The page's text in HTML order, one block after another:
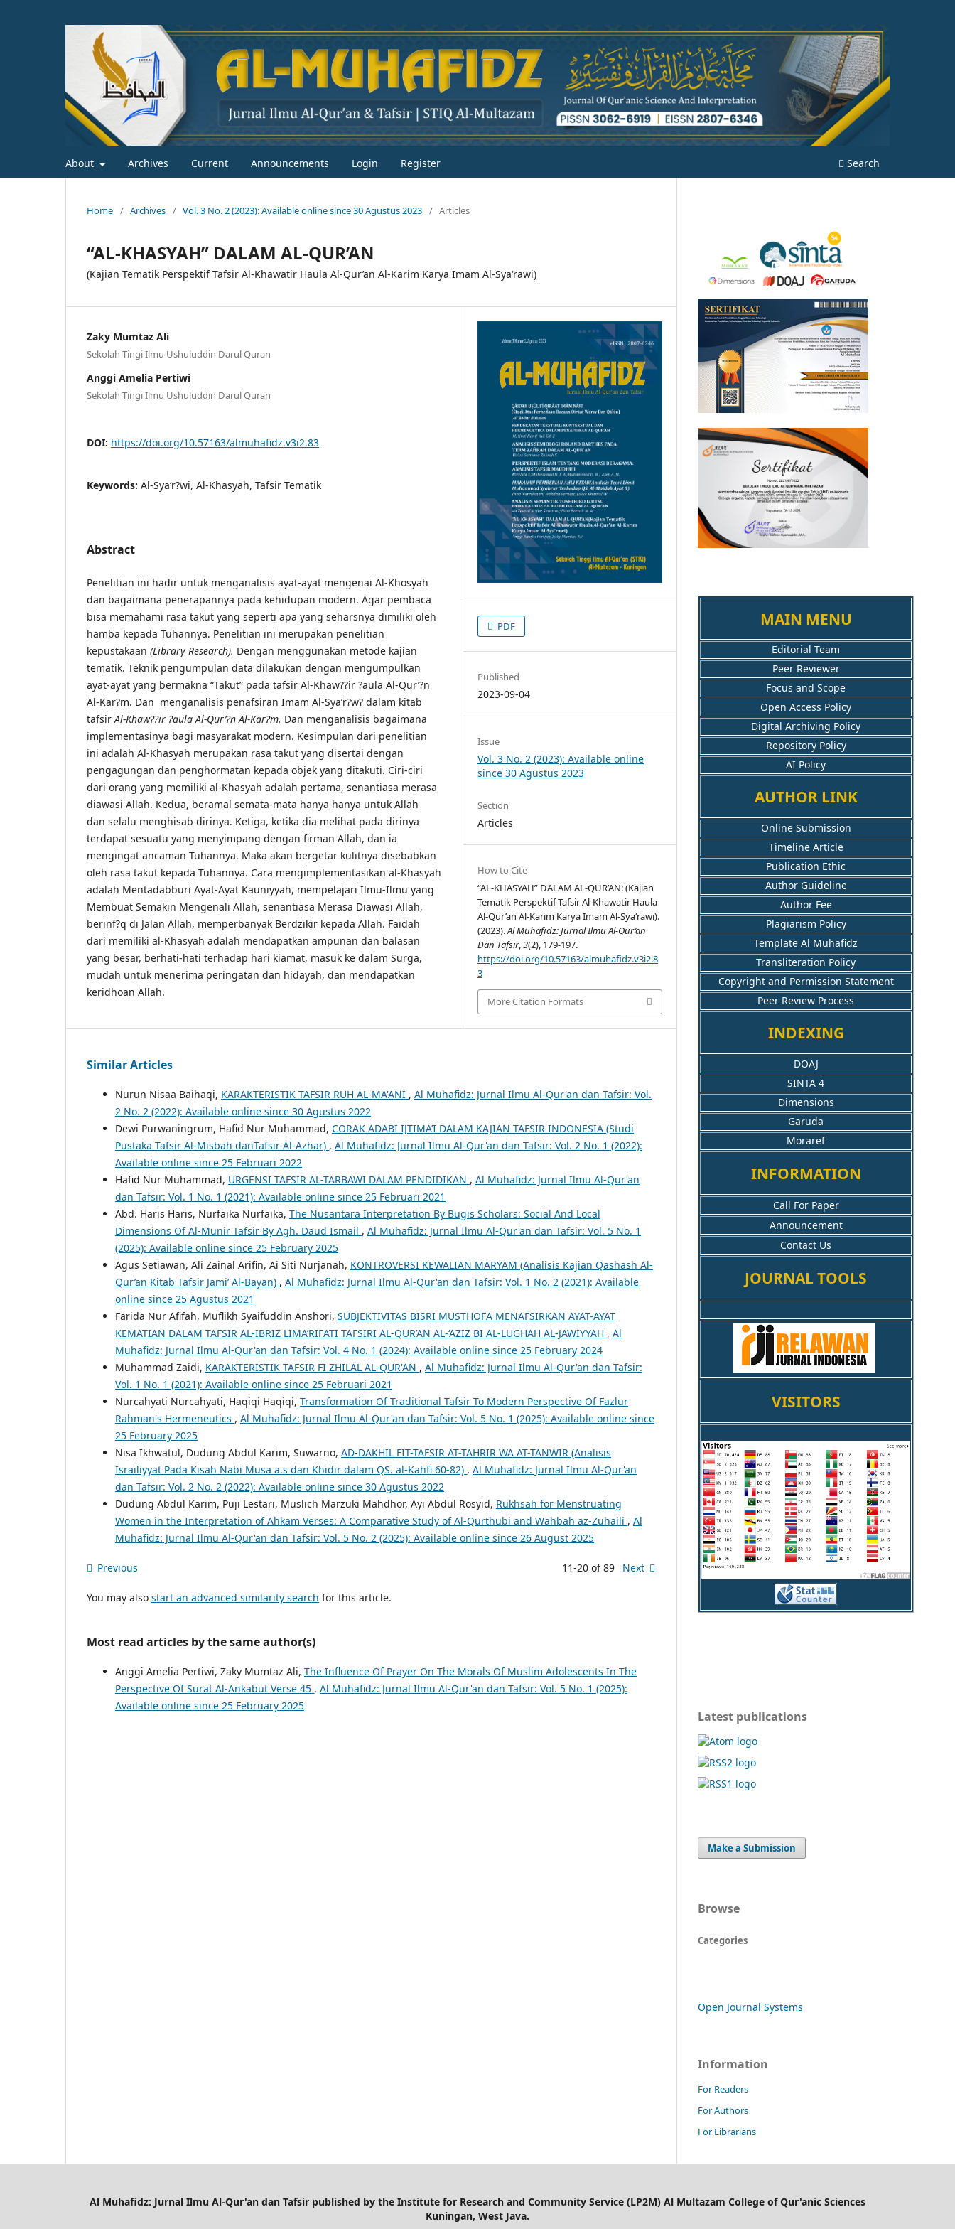
About Archives Current Announcements Login Register Search
Home / Archives / Vol. 3 No. 2 (2023): Available online since 30 Agustus 2023 / Articles
“AL-KHASYAH” DALAM AL-QUR’AN
(Kajian Tematik Perspektif Tafsir Al-Khawatir Haula Al-Qur’an Al-Karim Karya Imam Al-Sya‘rawi)
Zaky Mumtaz Ali
Sekolah Tingi Ilmu Ushuluddin Darul Quran
Anggi Amelia Pertiwi
Sekolah Tingi Ilmu Ushuluddin Darul Quran
DOI: https://doi.org/10.57163/almuhafidz.v3i2.83
Keywords: Al-Sya‘r?wi, Al-Khasyah, Tafsir Tematik
Abstract
Penelitian ini hadir untuk menganalisis ayat-ayat mengenai Al-Khosyah
dan bagaimana penerapannya pada kehidupan modern. Agar pembaca
bisa memahami rasa takut yang seperti apa yang seharsnya dimiliki oleh
hamba kepada Tuhannya. Penelitian ini merupakan penelitian
kepustakaan (Library Research). Dengan menggunakan metode kajian
tematik. Teknik pengumpulan data dilakukan dengan mengumpulkan
ayat-ayat yang bermakna “Takut” pada tafsir Al-Khaw??ir ?aula Al-Qur’?n
Al-Kar?m. Dan menganalisis penafsiran Imam Al-Sya’r?w? dalam kitab
tafsirAl-Khaw??ir ?aula Al-Qur’?n Al-Kar?m. Dan menganalisis bagaimana
implementasinya bagi masyarakat modern. Kesimpulan dari penelitian
ini adalah Al-Khasyah merupakan rasa takut yang disertai dengan
pengagungan dan penghormatan kepada objek yang ditakuti. Ciri-ciri
dari orang yang memiliki al-Khasyah adalah pertama, senantiasa merasa
diawasi Allah. Kedua, beramal semata-mata hanya hanya untuk Allah
dan selalu menghisab dirinya. Ketiga, ketika dia melihat pada dirinya
terdapat sesuatu yang menyimpang dengan firman Allah, dan ia
mengingat ancaman Tuhannya. Maka akan bergetar kulitnya disebabkan
oleh rasa takut kepada Tuhannya. Cara mengimplementasikan al-Khasyah
adalah Mentadabburi Ayat-Ayat Kauniyyah, mempelajari Ilmu-Ilmu yang
Membuat Semakin Mengenali Allah, senantiasa Merasa Diawasi Allah,
berinf?q di Jalan Allah, memperbanyak Berdzikir kepada Allah. Faidah
dari memiliki al-Khasyah adalah mendapatkan ampunan dan balasan
yang besar, berhati-hati terhadap hari kiamat, masuk ke dalam Surga,
mudah untuk menerima peringatan dan hidayah, dan mendapatkan
keridhoan Allah.
PDF
Published
2023-09-04
Issue
Vol. 3 No. 2 (2023): Available online
since 30 Agustus 2023
Section
Articles
How to Cite
“AL-KHASYAH” DALAM AL-QUR’AN: (Kajian
Tematik Perspektif Tafsir Al-Khawatir Haula
Al-Qur’an Al-Karim Karya Imam Al-Sya‘rawi).
(2023).Al Muhafidz: Jurnal Ilmu Al-Qur’an
Dan Tafsir,3(2), 179-197.
https://doi.org/10.57163/almuhafidz.v3i2.8
3
More Citation Formats
Similar Articles
Nurun Nisaa Baihaqi, KARAKTERISTIK TAFSIR RUH AL-MA'ANI , Al Muhafidz: Jurnal Ilmu Al-Qur'an dan Tafsir: Vol.
2 No. 2 (2022): Available online since 30 Agustus 2022
Dewi Purwaningrum, Hafid Nur Muhammad, CORAK ADABI IJTIMA’I DALAM KAJIAN TAFSIR INDONESIA (Studi
Pustaka Tafsir Al-Misbah danTafsir Al-Azhar) , Al Muhafidz: Jurnal Ilmu Al-Qur'an dan Tafsir: Vol. 2 No. 1 (2022):
Available online since 25 Februari 2022
Hafid Nur Muhammad, URGENSI TAFSIR AL-TARBAWI DALAM PENDIDIKAN , Al Muhafidz: Jurnal Ilmu Al-Qur'an
dan Tafsir: Vol. 1 No. 1 (2021): Available online since 25 Februari 2021
Abd. Haris Haris, Nurfaika Nurfaika, The Nusantara Interpretation By Bugis Scholars: Social And Local
Dimensions Of Al-Munir Tafsir By Agh. Daud Ismail , Al Muhafidz: Jurnal Ilmu Al-Qur'an dan Tafsir: Vol. 5 No. 1
(2025): Available online since 25 February 2025
Agus Setiawan, Ali Zainal Arifin, Ai Siti Nurjanah, KONTROVERSI KEWALIAN MARYAM (Analisis Kajian Qashash Al-
Qur’an Kitab Tafsir Jami’ Al-Bayan) , Al Muhafidz: Jurnal Ilmu Al-Qur'an dan Tafsir: Vol. 1 No. 2 (2021): Available
online since 25 Agustus 2021
Farida Nur Afifah, Muflikh Syaifuddin Anshori, SUBJEKTIVITAS BISRI MUSTHOFA MENAFSIRKAN AYAT-AYAT
KEMATIAN DALAM TAFSIR AL-IBRIZ LIMA’RIFATI TAFSIRI AL-QUR’AN AL-‘AZIZ BI AL-LUGHAH AL-JAWIYYAH , Al
Muhafidz: Jurnal Ilmu Al-Qur'an dan Tafsir: Vol. 4 No. 1 (2024): Available online since 25 February 2024
Muhammad Zaidi, KARAKTERISTIK TAFSIR FI ZHILAL AL-QUR'AN , Al Muhafidz: Jurnal Ilmu Al-Qur'an dan Tafsir:
Vol. 1 No. 1 (2021): Available online since 25 Februari 2021
Nurcahyati Nurcahyati, Haqiqi Haqiqi, Transformation Of Traditional Tafsir To Modern Perspective Of Fazlur
Rahman's Hermeneutics , Al Muhafidz: Jurnal Ilmu Al-Qur'an dan Tafsir: Vol. 5 No. 1 (2025): Available online since
25 February 2025
Nisa Ikhwatul, Dudung Abdul Karim, Suwarno, AD-DAKHIL FIT-TAFSIR AT-TAHRIR WA AT-TANWIR (Analisis
Israiliyyat Pada Kisah Nabi Musa a.s dan Khidir dalam QS. al-Kahfi 60-82) , Al Muhafidz: Jurnal Ilmu Al-Qur'an
dan Tafsir: Vol. 2 No. 2 (2022): Available online since 30 Agustus 2022
Dudung Abdul Karim, Puji Lestari, Muslich Marzuki Mahdhor, Ayi Abdul Rosyid, Rukhsah for Menstruating
Women in the Interpretation of Ahkam Verses: A Comparative Study of Al-Qurthubi and Wahbah az-Zuhaili , Al
Muhafidz: Jurnal Ilmu Al-Qur'an dan Tafsir: Vol. 5 No. 2 (2025): Available online since 26 August 2025
Previous 11-20 of 89 Next
You may also start an advanced similarity search for this article.
Most read articles by the same author(s)
Anggi Amelia Pertiwi, Zaky Mumtaz Ali, The Influence Of Prayer On The Morals Of Muslim Adolescents In The
Perspective Of Surat Al-Ankabut Verse 45 , Al Muhafidz: Jurnal Ilmu Al-Qur'an dan Tafsir: Vol. 5 No. 1 (2025):
Available online since 25 February 2025
MAIN MENU
Editorial Team
Peer Reviewer
Focus and Scope
Open Access Policy
Digital Archiving Policy
Repository Policy
AI Policy
AUTHOR LINK
Online Submission
Timeline Article
Publication Ethic
Author Guideline
Author Fee
Plagiarism Policy
Template Al Muhafidz
Transliteration Policy
Copyright and Permission Statement
Peer Review Process
INDEXING
DOAJ
SINTA 4
Dimensions
Garuda
Moraref
INFORMATION
Call For Paper
Announcement
Contact Us
JOURNAL TOOLS
VISITORS
Latest publications
Make a Submission
Browse
Categories
Open Journal Systems
Information
For Readers
For Authors
For Librarians
Al Muhafidz: Jurnal Ilmu Al-Qur'an dan Tafsir published by the Institute for Research and Community Service (LP2M) Al Multazam College of Qur'anic Sciences
Kuningan, West Java.